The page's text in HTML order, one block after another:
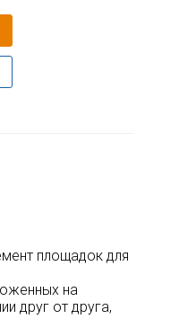
площадок для
на
друг от друга,